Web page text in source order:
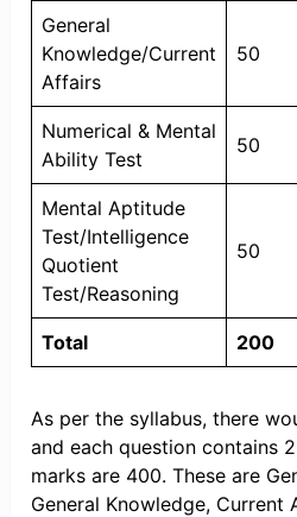
General
Knowledge/Current
Affairs
50
Numerical & Mental
Ability Test
50
Mental Aptitude
Test/Intelligence
Quotient
Test/Reasoning
50
Total 200
As per the syllabus, there
and each question contains
marks are 400. These are
General Knowledge, Current